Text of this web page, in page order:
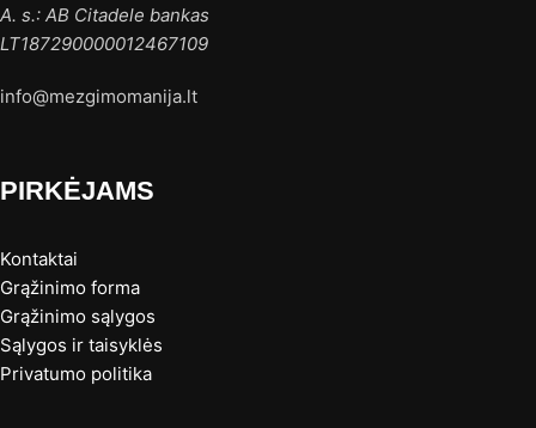
A. s.: AB Citadele bankas
LT187290000012467109
info@mezgimomanija.lt
PIRKĖJAMS
Kontaktai
Grąžinimo forma
Grąžinimo sąlygos
Sąlygos ir taisyklės
Privatumo politika